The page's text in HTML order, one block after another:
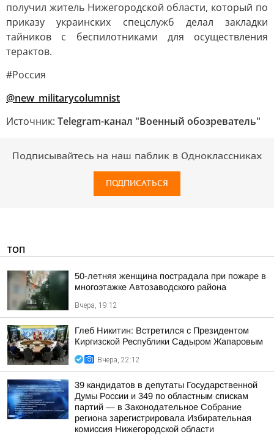
получил житель Нижегородской области, который по
приказу украинских спецслужб делал закладки
тайников с беспилотниками для осуществления
терактов.
#Россия
@new_militarycolumnist
Источник: Telegram-канал "Военный обозреватель"
Подписывайтесь на наш паблик в Одноклассниках
ПОДПИСАТЬСЯ
ТОП
50-летняя женщина пострадала при пожаре в
многоэтажке Автозаводского района
Вчера, 19:12
Глеб Никитин: Встретился с Президентом
Киргизской Республики Садыром Жапаровым
Вчера, 22:12
39 кандидатов в депутаты Государственной
Думы России и 349 по областным спискам
партий — в Законодательное Собрание
региона зарегистрировала Избирательная
комиссия Нижегородской области